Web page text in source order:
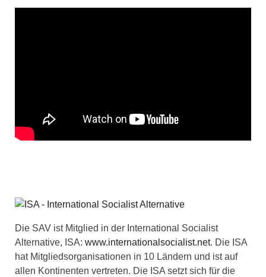
Die SAV ist Mitglied in der International Socialist
Alternative, ISA: www.internationalsocialist.net. Die ISA
hat Mitgliedsorganisationen in 10 Ländern und ist auf
allen Kontinenten vertreten. Die ISA setzt sich für die